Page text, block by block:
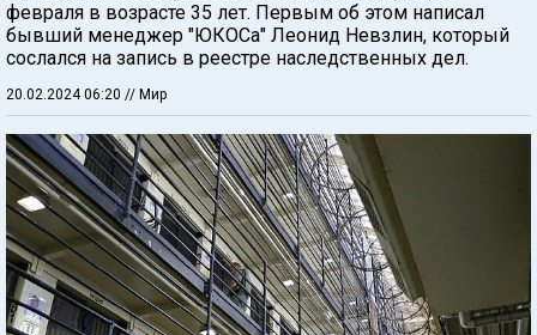
февраля в возрасте 35 лет. Первым об этом написал
бывший менеджер "ЮКОСа" Леонид Невзлин, который
сослался на запись в реестре наследственных дел.
20.02.2024 06:20 // Мир